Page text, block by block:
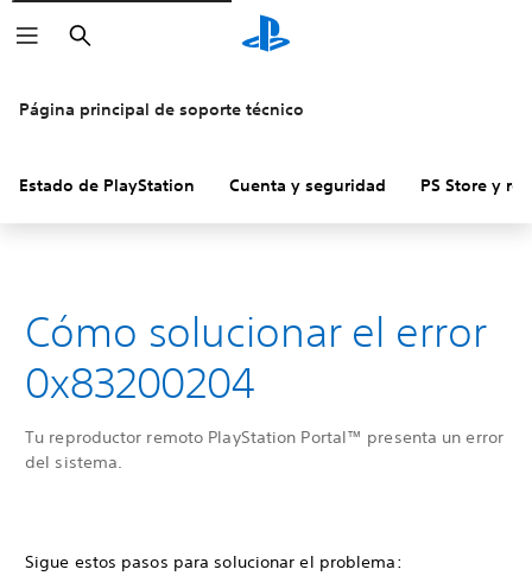
Buscar
Página principal de soporte técnico
Estado de PlayStation Cuenta y seguridad PS Store y
Cómo solucionar el error
0x83200204
Tu reproductor remoto PlayStation Portal™ presenta un error
del sistema.
Sigue estos pasos para solucionar el problema: